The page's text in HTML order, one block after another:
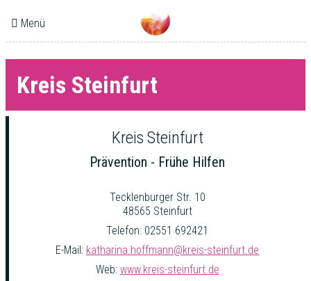
Menü
Kreis Steinfurt
Kreis Steinfurt
Prävention - Frühe Hilfen
Tecklenburger Str. 10
48565 Steinfurt
Telefon: 02551 692421
E-Mail: katharina.hoffmann@kreis-steinfurt.de
Web: www.kreis-steinfurt.de